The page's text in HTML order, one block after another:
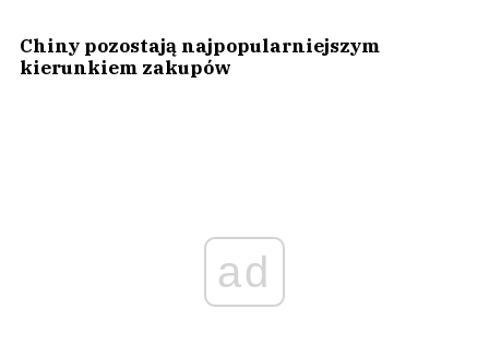
Chiny pozostają najpopularniejszym
kierunkiem zakupów
ad